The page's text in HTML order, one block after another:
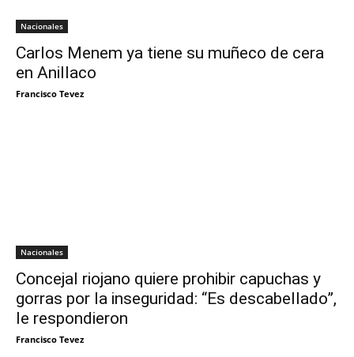
Nacionales
Carlos Menem ya tiene su muñeco de cera
en Anillaco
Francisco Tevez
Nacionales
Concejal riojano quiere prohibir capuchas y
gorras por la inseguridad: “Es descabellado”,
le respondieron
Francisco Tevez